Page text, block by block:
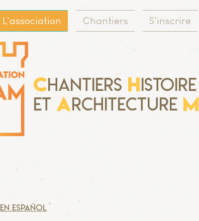
L'association Chantiers S'inscrire
Chantiers Histoire
Et Architecture M
en español